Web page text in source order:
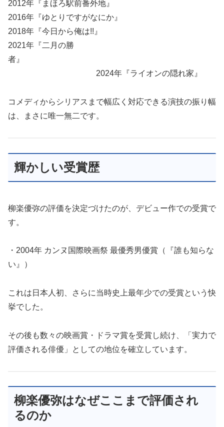
2012年『まほろ駅前番外地』
2016年『ゆとりですがなにか』
2018年『今日から俺は!!』
2021年『二月の勝
者』
2024年『ライオンの隠れ家』
コメディからシリアスまで幅広く対応できる演技の振り幅
は、まさに唯一無二です。
輝かしい受賞歴
柳楽優弥の評価を決定づけたのが、デビュー作での受賞で
す。
・2004年 カンヌ国際映画祭 最優秀男優賞（『誰も知らな
い』）
これは日本人初、さらに当時史上最年少での受賞という快
挙でした。
その後も数々の映画賞・ドラマ賞を受賞し続け、「実力で
評価される俳優」としての地位を確立しています。
柳楽優弥はなぜここまで評価され
るのか